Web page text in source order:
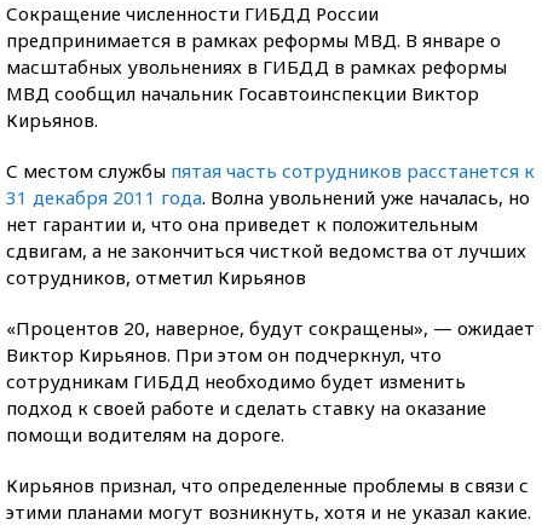
Сокращение численности ГИБДД России
предпринимается в рамках реформы МВД. В январе о
масштабных увольнениях в ГИБДД в рамках реформы
МВД сообщил начальник Госавтоинспекции Виктор
Кирьянов.
С местом службы пятая часть сотрудников расстанется к
31 декабря 2011 года. Волна увольнений уже началась, но
нет гарантии и, что она приведет к положительным
сдвигам, а не закончиться чисткой ведомства от лучших
сотрудников, отметил Кирьянов
«Процентов 20, наверное, будут сокращены», — ожидает
Виктор Кирьянов. При этом он подчеркнул, что
сотрудникам ГИБДД необходимо будет изменить
подход к своей работе и сделать ставку на оказание
помощи водителям на дороге.
Кирьянов признал, что определенные проблемы в связи с
этими планами могут возникнуть, хотя и не указал какие.